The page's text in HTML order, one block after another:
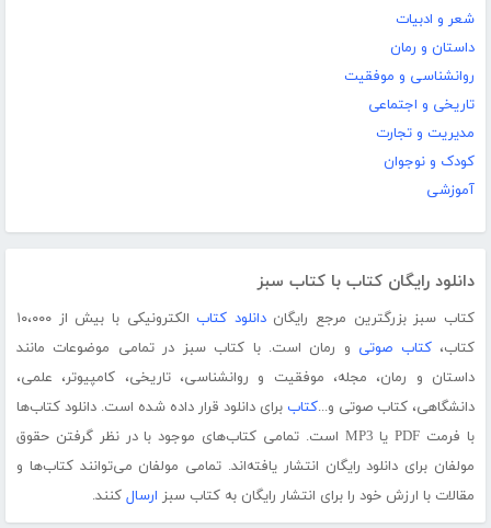
شعر و ادبیات
داستان و رمان
روانشناسی و موفقیت
تاریخی و اجتماعی
مدیریت و تجارت
کودک و نوجوان
آموزشی
دانلود رایگان کتاب با کتاب سبز
کتاب سبز بزرگترین مرجع رایگاندانلود کتاب
الکترونیکی با بیش از ۱۰،۰۰۰
کتاب،کتاب صوتی و رمان است. با کتاب سبز در تمامی موضوعات مانند
داستان و رمان، مجله، موفقیت و روانشناسی، تاریخی، کامپیوتر، علمی،
دانشگاهی، کتاب صوتی و...کتاب برای دانلود قرار داده شده است. دانلود کتاب‌ها
با فرمت PDF یا MP3 است. تمامی کتاب‌های موجود با در نظر گرفتن حقوق
مولفان برای دانلود رایگان انتشار یافته‌اند. تمامی مولفان می‌توانند کتاب‌ها و
مقالات با ارزش خود را برای انتشار رایگان به کتاب سبز ارسال کنند.